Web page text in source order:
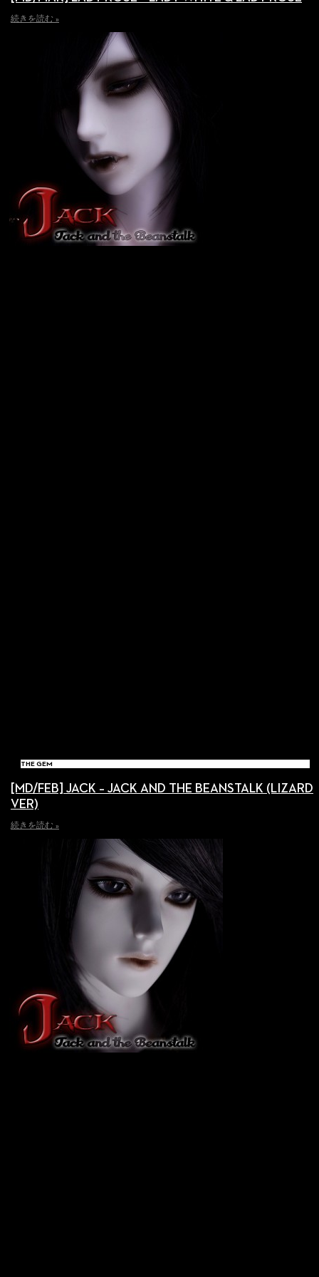
続きを読む »
THE GEM
[MD/FEB] JACK – JACK AND THE BEANSTALK (LIZARD
VER)
続きを読む »